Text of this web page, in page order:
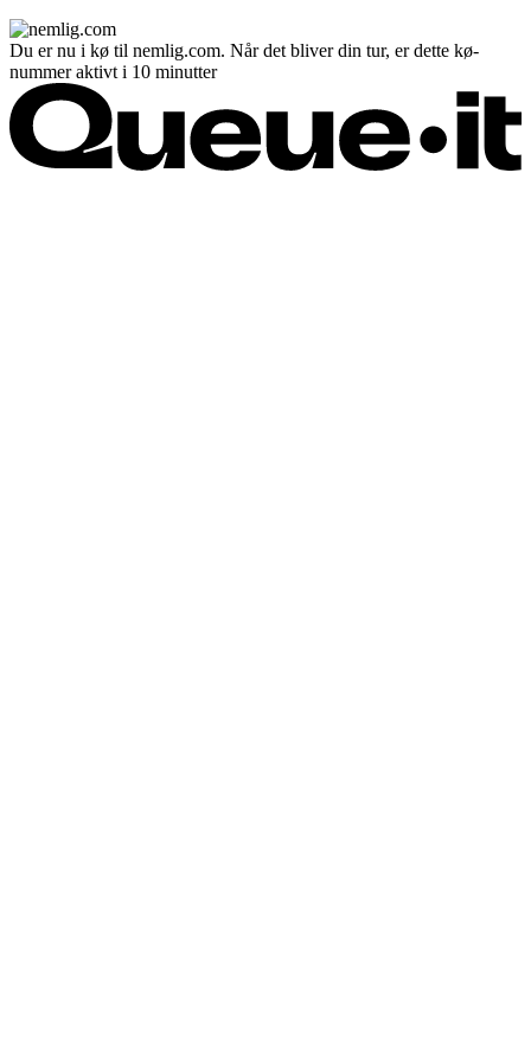
Du er nu i kø til nemlig.com. Når det bliver din tur, er dette kø-
nummer aktivt i 10 minutter